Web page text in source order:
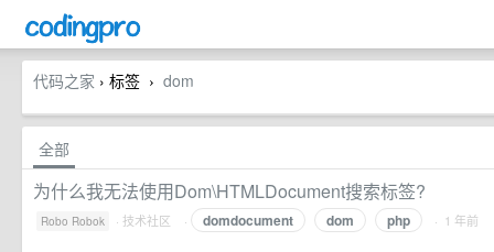
代码之家 › 标签 › dom
全部
为什么我无法使用Dom\HTMLDocument搜索标签?
Robo Robok · 技术社区 · domdocument dom php · 1 年前